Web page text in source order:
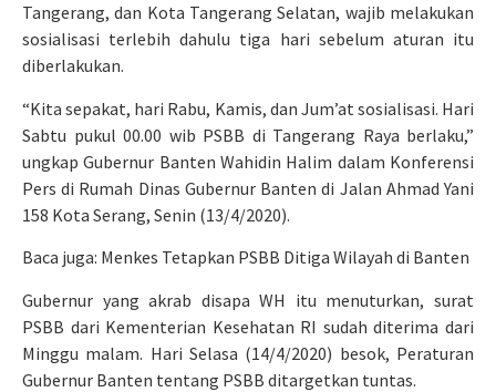
Tangerang, dan Kota Tangerang Selatan, wajib melakukan
sosialisasi terlebih dahulu tiga hari sebelum aturan itu
diberlakukan.
“Kita sepakat, hari Rabu, Kamis, dan Jum’at sosialisasi. Hari
Sabtu pukul 00.00 wib PSBB di Tangerang Raya berlaku,”
ungkap Gubernur Banten Wahidin Halim dalam Konferensi
Pers di Rumah Dinas Gubernur Banten di Jalan Ahmad Yani
158 Kota Serang, Senin (13/4/2020).
Baca juga: Menkes Tetapkan PSBB Ditiga Wilayah di Banten
Gubernur yang akrab disapa WH itu menuturkan, surat
PSBB dari Kementerian Kesehatan RI sudah diterima dari
Minggu malam. Hari Selasa (14/4/2020) besok, Peraturan
Gubernur Banten tentang PSBB ditargetkan tuntas.